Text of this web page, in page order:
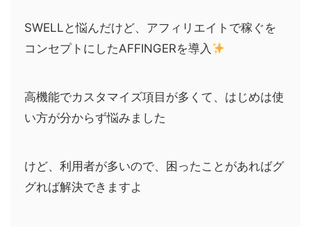
SWELLと悩んだけど、アフィリエイトで稼ぐを
コンセプトにしたAFFINGERを導入
高機能でカスタマイズ項目が多くて、はじめは使
い方が分からず悩みました
けど、利用者が多いので、困ったことがあればグ
グれば解決できますよ